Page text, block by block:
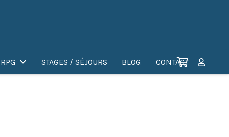
RPG STAGES / SÉJOURS BLOG CONTACT